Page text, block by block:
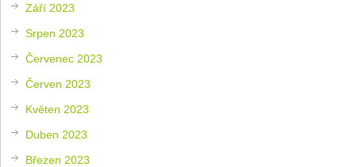
Září 2023
Srpen 2023
Červenec 2023
Červen 2023
Květen 2023
Duben 2023
Březen 2023